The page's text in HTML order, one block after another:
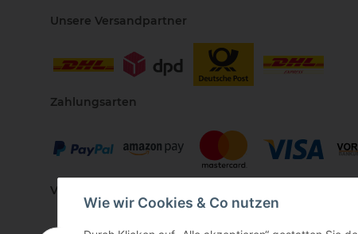
Wie wir Cookies & Co nutzen
Unsere Versandpartner
Zahlungsarten
Vertriebspartner